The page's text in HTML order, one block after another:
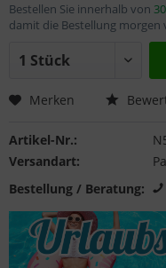
Bestellen Sie innerhalb von
damit die Bestellung morgen
Merken
Artikel-Nr.:
Versandart:
Bestellung / Beratung: